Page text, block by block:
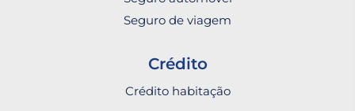
Seguro de viagem
Crédito
Crédito habitação